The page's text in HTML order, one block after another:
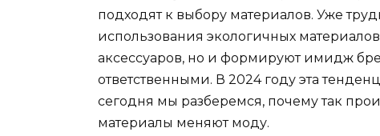
подходят к выбору материалов. Уже
использования экологичных
аксессуаров, но и формируют имидж
ответственными. В 2024 году эта
сегодня мы разберемся, почему так
материалы меняют моду.